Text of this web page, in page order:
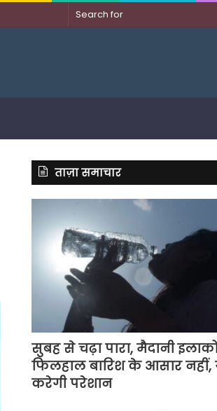
ताज़ा समाचार
सुबह से चढ़ा पारा, मैदानी
फिलहाल बारिश के आसार नहीं,
करेगी परेशान